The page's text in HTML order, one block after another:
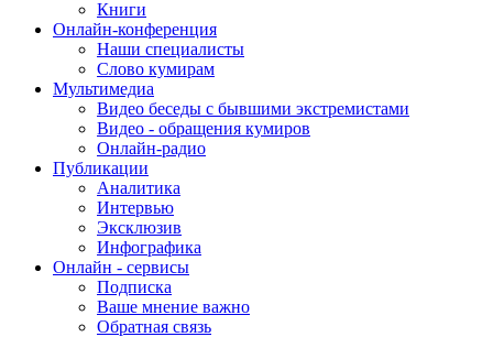
Книги
Онлайн-конференция
Наши специалисты
Слово кумирам
Мультимедиа
Видео беседы с бывшими экстремистами
Видео - обращения кумиров
Онлайн-радио
Публикации
Аналитика
Интервью
Эксклюзив
Инфографика
Онлайн - сервисы
Подписка
Ваше мнение важно
Обратная связь